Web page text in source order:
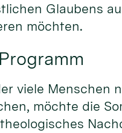
Glaubens
möchten.
viele Menschen
möchte die